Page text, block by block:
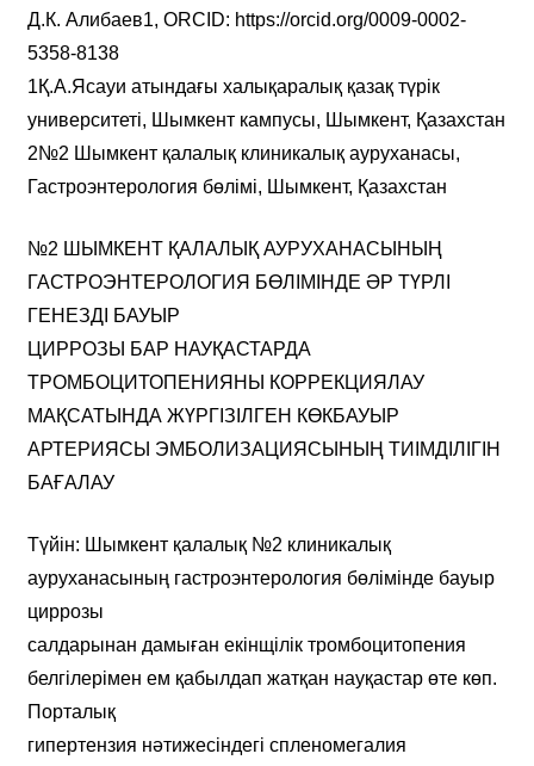
Д.К. Алибаев1, ORCID: https://orcid.org/0009-0002-
5358-8138
1Қ.А.Ясауи атындағы халықаралық қазақ түрік
университеті, Шымкент кампусы, Шымкент, Қазахстан
2№2 Шымкент қалалық клиникалық ауруханасы,
Гастроэнтерология бөлімі, Шымкент, Қазахстан
№2 ШЫМКЕНТ ҚАЛАЛЫҚ АУРУХАНАСЫНЫҢ
ГАСТРОЭНТЕРОЛОГИЯ БӨЛІМІНДЕ ӘР ТҮРЛІ
ГЕНЕЗДІ БАУЫР
ЦИРРОЗЫ БАР НАУҚАСТАРДА
ТРОМБОЦИТОПЕНИЯНЫ КОРРЕКЦИЯЛАУ
МАҚСАТЫНДА ЖҮРГІЗІЛГЕН КӨКБАУЫР
АРТЕРИЯСЫ ЭМБОЛИЗАЦИЯСЫНЫҢ ТИІМДІЛІГІН
БАҒАЛАУ
Түйін: Шымкент қалалық №2 клиникалық
ауруханасының гастроэнтерология бөлімінде бауыр
циррозы
салдарынан дамыған екінщілік тромбоцитопения
белгілерімен ем қабылдап жатқан науқастар өте көп.
Порталық
гипертензия нәтижесіндегі спленомегалия